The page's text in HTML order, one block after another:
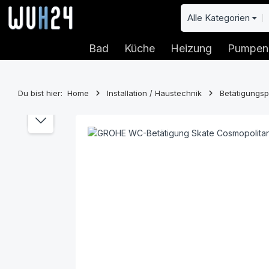
Hauptinhalt springen
Zur Suche springen
Zur Hauptnavigation springen Alle Kategorien
Bad Küche Heizung Pumpen
Du bist hier: Home Installation / Haustechnik
Bildergalerie überspringen